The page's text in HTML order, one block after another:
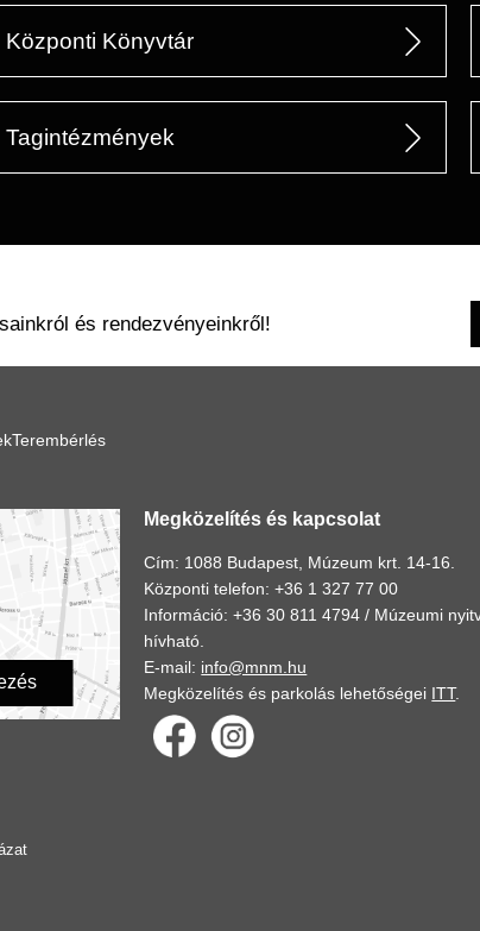
Központi Könyvtár
Tagintézmények
és rendezvényeinkről!
Terembérlés
Megközelítés és kapcsolat
Cím: 1088 Budapest, Múzeum krt. 14-16.
Központi telefon: +36 1 327 77 00
Információ: +36 30 811 4794 / Múzeumi
hívható.
E-mail: info@mnm.hu
Megközelítés és parkolás lehetőségei ITT.